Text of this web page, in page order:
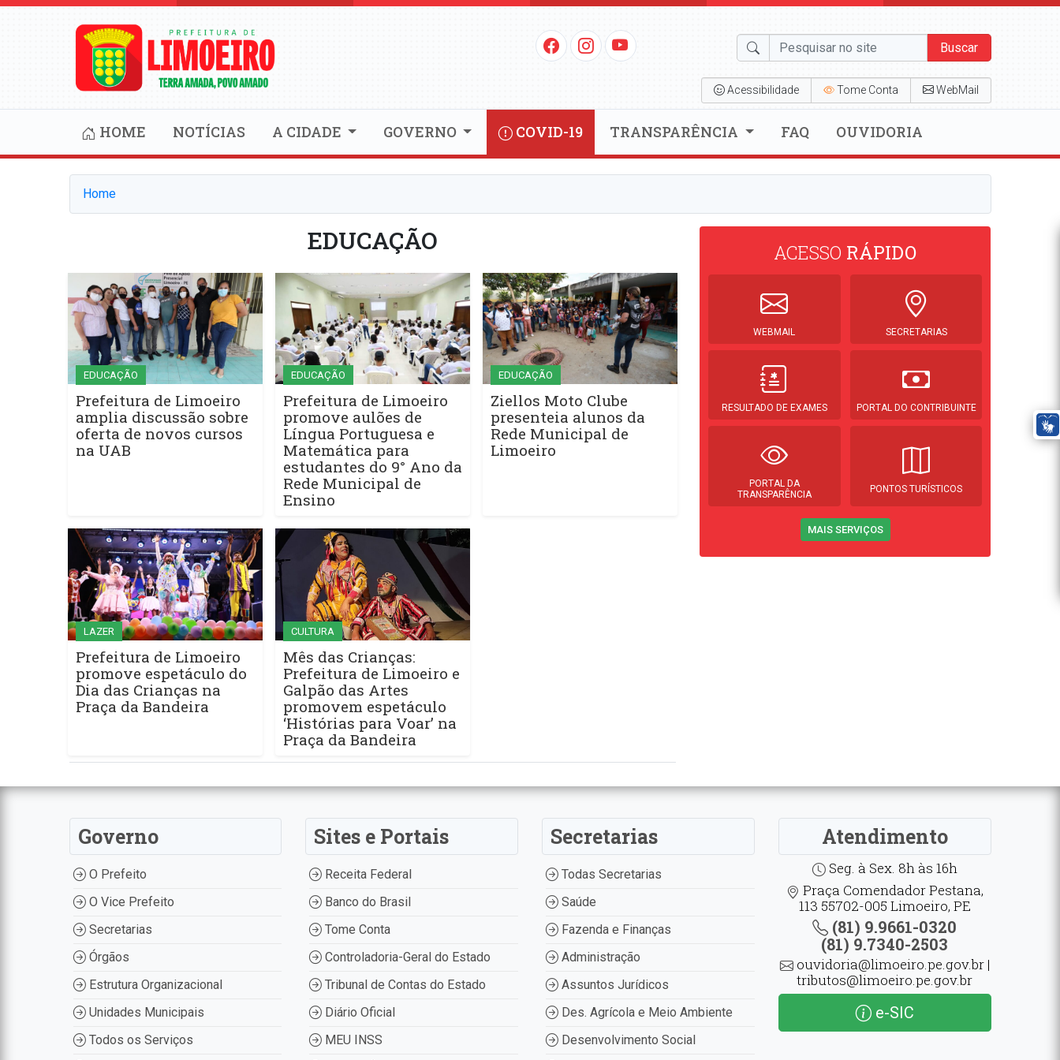
Buscar
Acessibilidade Tome Conta WebMail
HOME NOTÍCIAS A CIDADE GOVERNO COVID-19 TRANSPARÊNCIA FAQ OUVIDORIA
Home
EDUCAÇÃO
EDUCAÇÃO
Prefeitura de Limoeiro
amplia discussão sobre
oferta de novos cursos
na UAB
EDUCAÇÃO
Prefeitura de Limoeiro
promove aulões de
Língua Portuguesa e
Matemática para
estudantes do 9° Ano da
Rede Municipal de
Ensino
EDUCAÇÃO
Ziellos Moto Clube
presenteia alunos da
Rede Municipal de
Limoeiro
LAZER
Prefeitura de Limoeiro
promove espetáculo do
Dia das Crianças na
Praça da Bandeira
CULTURA
Mês das Crianças:
Prefeitura de Limoeiro e
Galpão das Artes
promovem espetáculo
‘Histórias para Voar’ na
Praça da Bandeira
ACESSO RÁPIDO
WEBMAIL SECRETARIAS
RESULTADO DE EXAMES PORTAL DO CONTRIBUINTE
PORTAL DA
TRANSPARÊNCIA
PONTOS TURÍSTICOS
MAIS SERVIÇOS
Governo
O Prefeito
O Vice Prefeito
Secretarias
Órgãos
Estrutura Organizacional
Unidades Municipais
Todos os Serviços
Sites e Portais
Receita Federal
Banco do Brasil
Tome Conta
Controladoria-Geral do Estado
Tribunal de Contas do Estado
Diário Oficial
MEU INSS
Secretarias
Todas Secretarias
Saúde
Fazenda e Finanças
Administração
Assuntos Jurídicos
Des. Agrícola e Meio Ambiente
Desenvolvimento Social
Atendimento
Seg. à Sex. 8h às 16h
Praça Comendador Pestana,
113 55702-005 Limoeiro, PE
(81) 9.9661-0320
(81) 9.7340-2503
ouvidoria@limoeiro.pe.gov.br |
tributos@limoeiro.pe.gov.br
e-SIC